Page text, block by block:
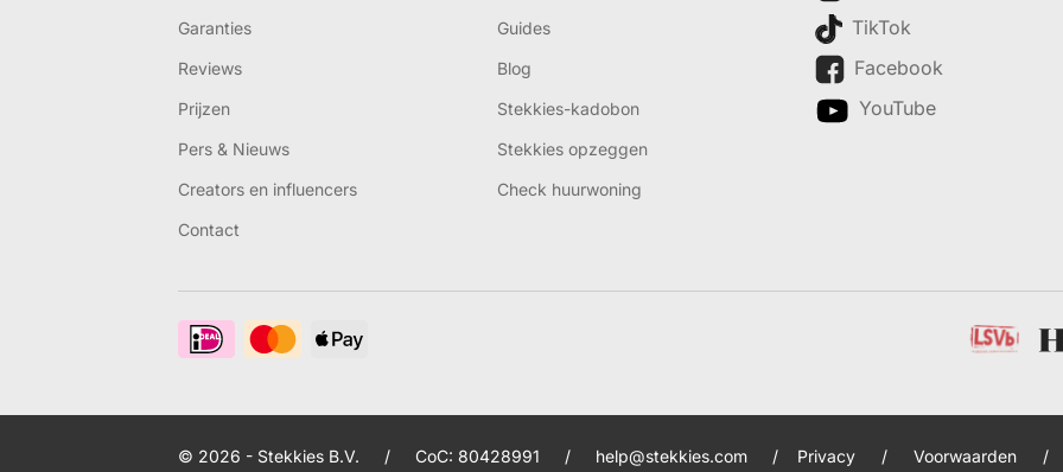
Garanties
Reviews
Prijzen
Pers & Nieuws
Creators en influencers
Contact
Guides
Blog
Stekkies-kadobon
Stekkies opzeggen
Check huurwoning
TikTok
Facebook
YouTube
© 2026 - Stekkies B.V. / CoC: 80428991 / help@stekkies.com / Privacy / Voorwaarden /